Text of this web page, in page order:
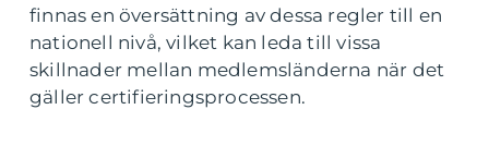
finnas en översättning av dessa regler till en
nationell nivå, vilket kan leda till vissa
skillnader mellan medlemsländerna när det
gäller certifieringsprocessen.